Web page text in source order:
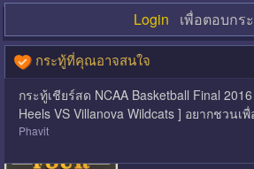
Login เพื่อตอบกร
กระทู้ที่คุณอาจสนใจ
กระทู้เชียร์สด NCAA Basketball Final
Heels VS Villanova Wildcats ] อยากชวน
Phavit